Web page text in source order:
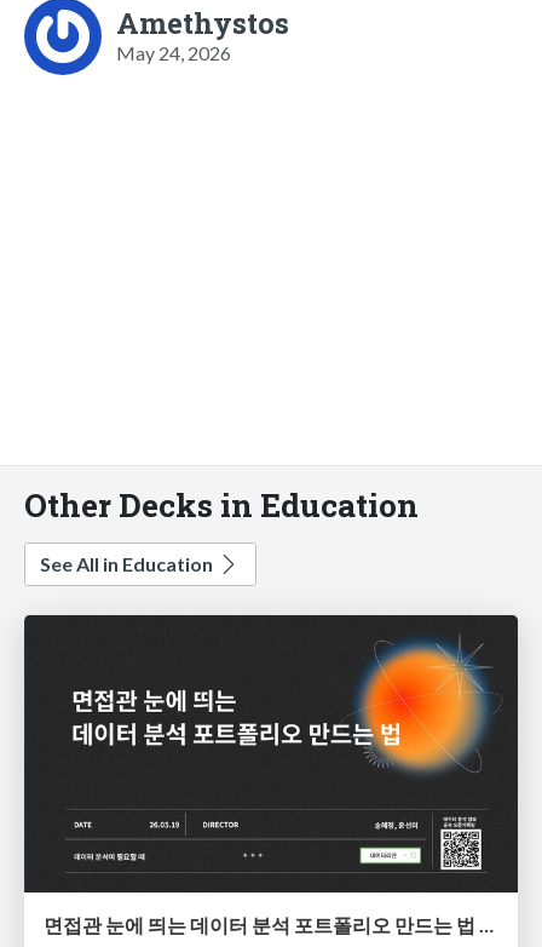
Amethystos
May 24, 2026
Other Decks in Education
See All in Education
면접관 눈에 띄는 데이터 분석 포트폴리오 만드는 법 | 2026년 5월 세미나